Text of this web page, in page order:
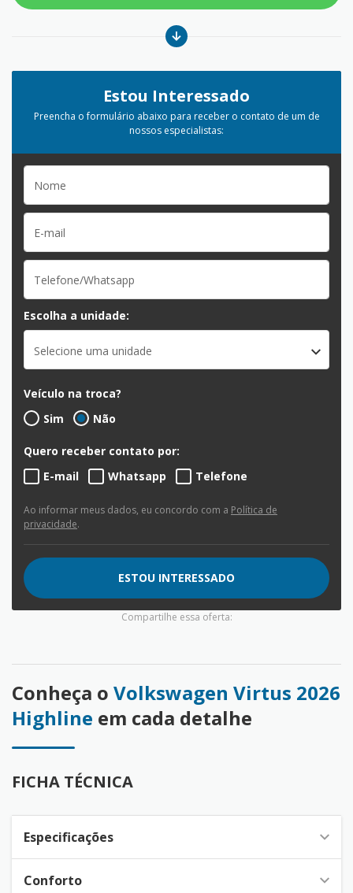
Estou Interessado
Preencha o formulário abaixo para receber o contato de um de
nossos especialistas:
Escolha a unidade:
Selecione uma unidade
Veículo na troca?
Sim
Não
Quero receber contato por:
E-mail
Whatsapp Telefone
Ao informar meus dados, eu concordo com a Política de
privacidade.
ESTOU INTERESSADO
Compartilhe essa oferta:
Conheça o Volkswagen Virtus 2026
Highline em cada detalhe
FICHA TÉCNICA
Especificações
Conforto